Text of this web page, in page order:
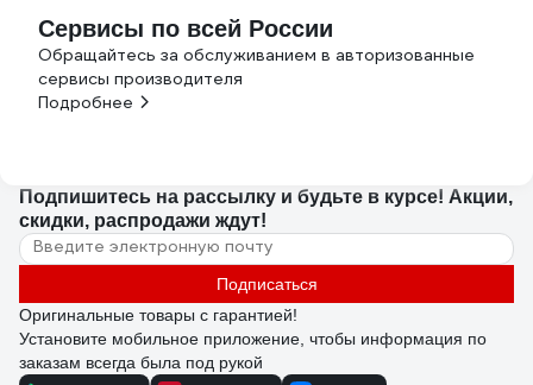
Сервисы по всей России
Обращайтесь за обслуживанием в авторизованные
сервисы производителя
Подробнее
Подпишитесь на рассылку и будьте в курсе! Акции,
скидки, распродажи ждут!
Подписаться
Оригинальные товары с гарантией!
Установите мобильное приложение, чтобы информация по
заказам всегда была под рукой